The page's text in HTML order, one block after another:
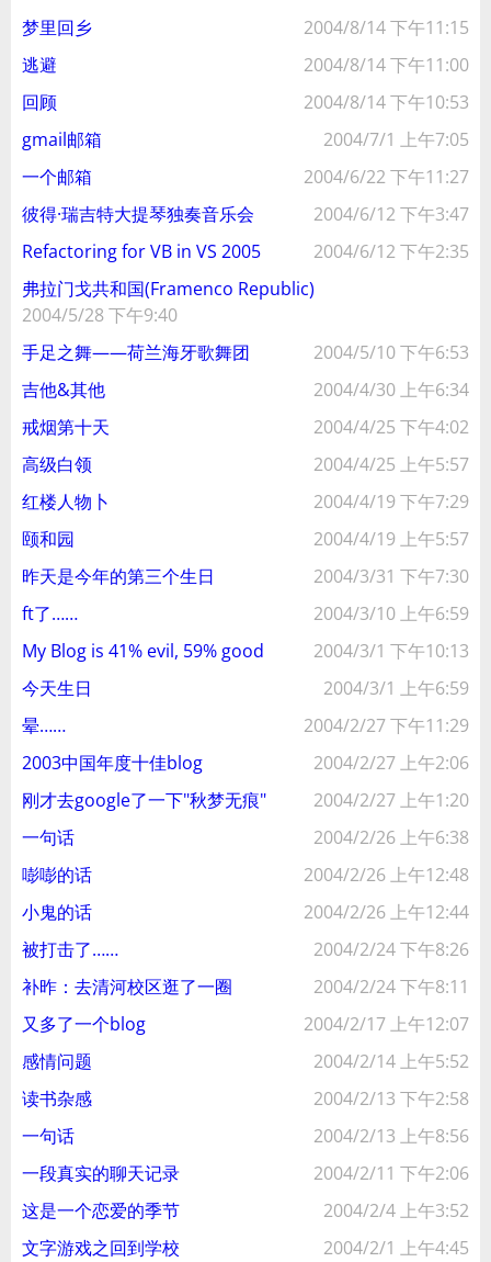
梦里回乡
2004/8/14 下午11:15
逃避
2004/8/14 下午11:00
回顾
2004/8/14 下午10:53
gmail邮箱
2004/7/1 上午7:05
一个邮箱
2004/6/22 下午11:27
彼得·瑞吉特大提琴独奏音乐会
2004/6/12 下午3:47
Refactoring for VB in VS 2005
2004/6/12 下午2:35
弗拉门戈共和国(Framenco Republic)
2004/5/28 下午9:40
手足之舞——荷兰海牙歌舞团
2004/5/10 下午6:53
吉他&其他
2004/4/30 上午6:34
戒烟第十天
2004/4/25 下午4:02
高级白领
2004/4/25 上午5:57
红楼人物卜
2004/4/19 下午7:29
颐和园
2004/4/19 上午5:57
昨天是今年的第三个生日
2004/3/31 下午7:30
ft了……
2004/3/10 上午6:59
My Blog is 41% evil, 59% good
2004/3/1 下午10:13
今天生日
2004/3/1 上午6:59
晕……
2004/2/27 下午11:29
2003中国年度十佳blog
2004/2/27 上午2:06
刚才去google了一下"秋梦无痕"
2004/2/27 上午1:20
一句话
2004/2/26 上午6:38
嘭嘭的话
2004/2/26 上午12:48
小鬼的话
2004/2/26 上午12:44
被打击了……
2004/2/24 下午8:26
补昨：去清河校区逛了一圈
2004/2/24 下午8:11
又多了一个blog
2004/2/17 上午12:07
感情问题
2004/2/14 上午5:52
读书杂感
2004/2/13 下午2:58
一句话
2004/2/13 上午8:56
一段真实的聊天记录
2004/2/11 下午2:06
这是一个恋爱的季节
2004/2/4 上午3:52
文字游戏之回到学校
2004/2/1 上午4:45